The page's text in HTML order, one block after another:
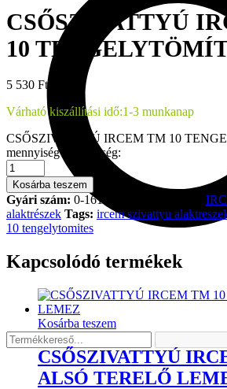
CSŐSZIVATTYÚ
10
5 530 Ft
Várható kiszállítási idő:1-3 munkanap
CSŐSZIVATTYÚ IRCEM TM 10
mennyiség
Mennyiség:
Kosárba teszem
Gyári szám: 0-1614279752
alaktrészek Tags: ircem szivattyu
10 tengelytomites
Kapcsolódó termékek
Kosárba teszem
CSŐSZIVATTYÚ
ALSÓ TERELŐ